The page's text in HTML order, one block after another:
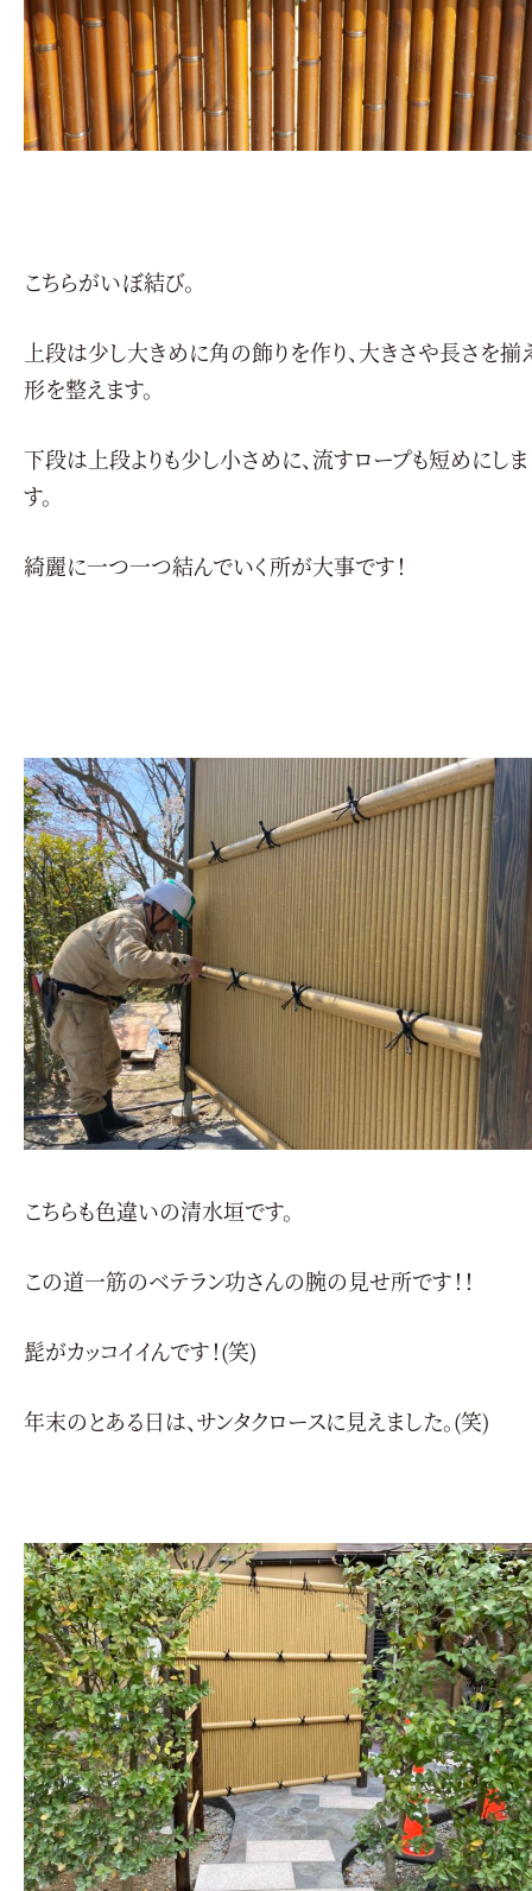
こちらがいぼ結び。
上段は少し大きめに角の飾りを作り、大きさや長さを揃
形を整えます。
下段は上段よりも少し小さめに、流すロープも短めにしま
す。
綺麗に一つ一つ結んでいく所が大事です！
こちらも色違いの清水垣です。
この道一筋のベテラン功さんの腕の見せ所です！！
髭がカッコイイんです！(笑)
年末のとある日は、サンタクロースに見えました。(笑)